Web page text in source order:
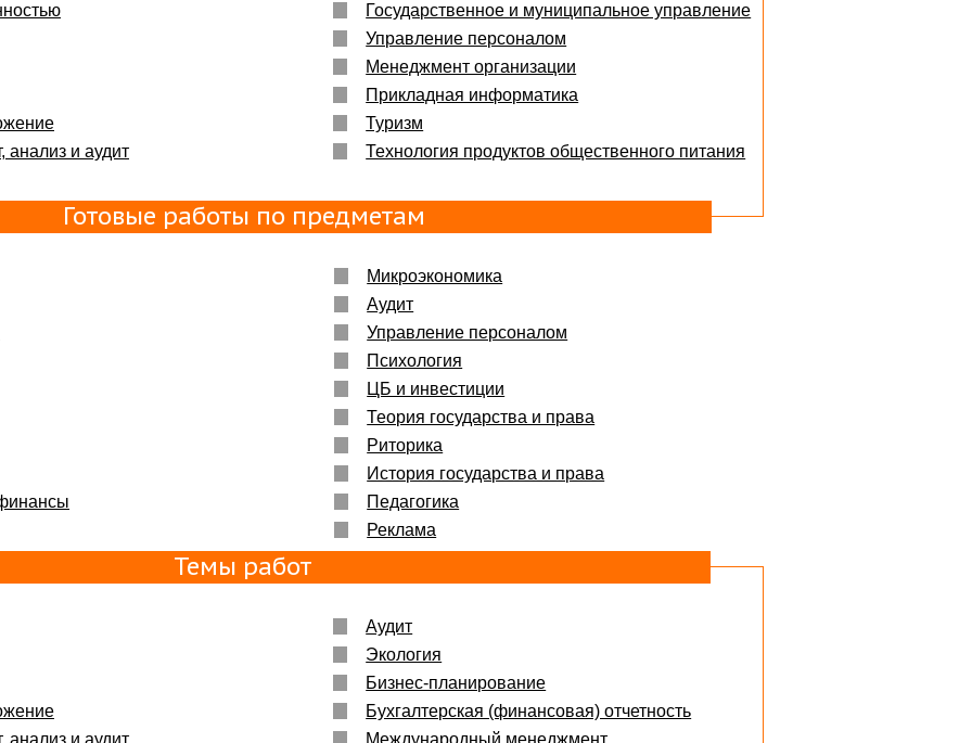
анализ и аудит
Государственное и муниципальное управление
Управление персоналом
Менеджмент организации
Прикладная информатика
Туризм
Технология продуктов общественного питания
Готовые работы по предметам
Микроэкономика
Аудит
Управление персоналом
Психология
ЦБ и инвестиции
Теория государства и права
Риторика
История государства и права
Педагогика
Реклама
Темы работ
Аудит
Экология
Бизнес-планирование
Бухгалтерская (финансовая) отчетность